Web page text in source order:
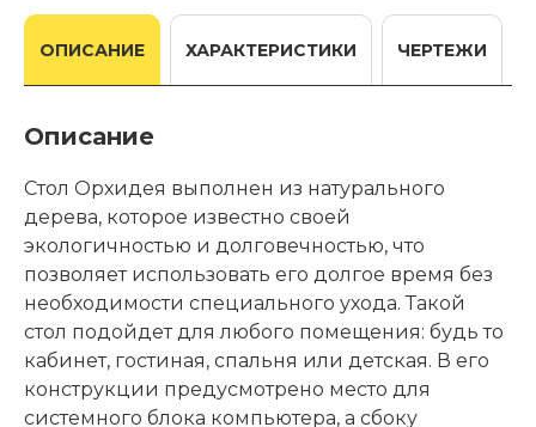
ОПИСАНИЕ ХАРАКТЕРИСТИКИ ЧЕРТЕЖИ
Описание
Стол Орхидея выполнен из натурального
дерева, которое известно своей
экологичностью и долговечностью, что
позволяет использовать его долгое время без
необходимости специального ухода. Такой
стол подойдет для любого помещения: будь то
кабинет, гостиная, спальня или детская. В его
конструкции предусмотрено место для
системного блока компьютера, а сбоку